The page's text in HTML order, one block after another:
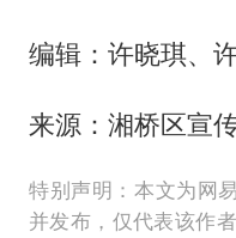
编辑：许晓琪、
来源：湘桥区宣
特别声明：本文为网
并发布，仅代表该作